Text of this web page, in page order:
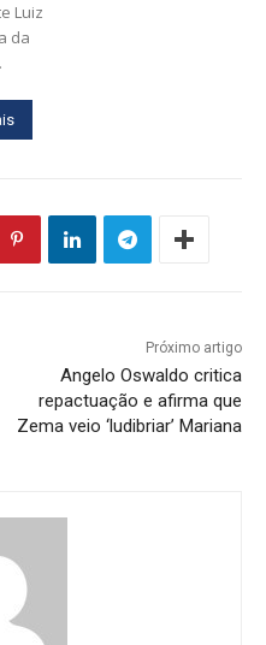
Luiz
da
Próximo artigo
Angelo Oswaldo critica
repactuação e afirma que
Zema veio ‘ludibriar’ Mariana